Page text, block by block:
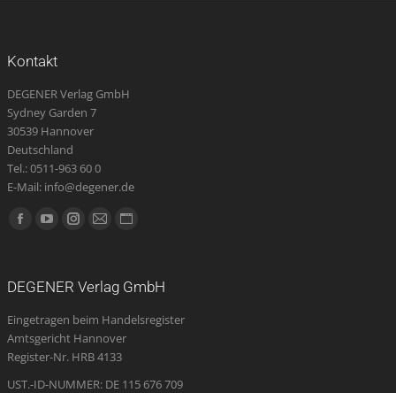
Kontakt
DEGENER Verlag GmbH
Sydney Garden 7
30539 Hannover
Deutschland
Tel.: 0511-963 60 0
E-Mail: info@degener.de
Finden Sie uns auf:
Facebook
in
new
window
YouTube
in
new
window
Instagram
in
new
window
E-
opens
in
new
window
Website
in
new
DEGENER Verlag GmbH
Eingetragen beim Handelsregister
Amtsgericht Hannover
Register-Nr. HRB 4133
UST.-ID-NUMMER: DE 115 676 709